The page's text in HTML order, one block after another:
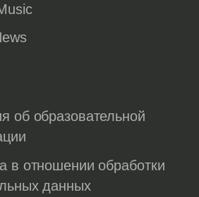
об образовательной
в отношении обработки
данных